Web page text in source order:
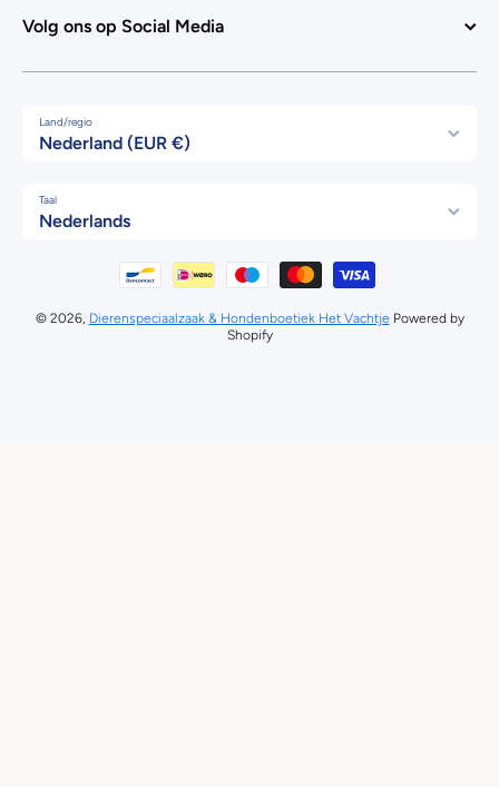
Volg ons op Social Media
Land/regio
Nederland (EUR €)
Taal
Nederlands
Betaalmethodes
© 2026, Dierenspeciaalzaak & Hondenboetiek Het Vachtje Powered by
Shopify